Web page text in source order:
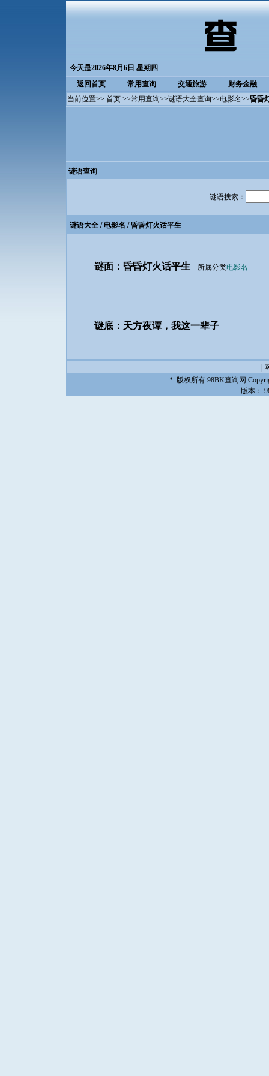
今天是2026年8月6日 星期四
返回首页
常用查询 交通旅游
财务金融
当前位置>> 首页 >>常用查询>>谜语大全查询>>电影名>>昏昏
谜语查询
谜语搜索：
谜语大全 / 电影名 / 昏昏灯火话平生
谜面：昏昏灯火话平生所属分类电影名
谜底：天方夜谭，我这一辈子
* 版权所有 98BK查询网
版本：